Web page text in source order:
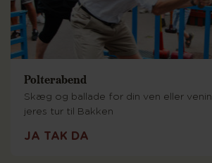
Polterabend
Skæg og ballade for din ven eller
jeres tur til Bakken
JA TAK DA